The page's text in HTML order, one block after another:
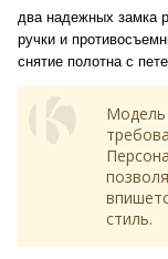
два надежных замка
ручки и
снятие полотна с
Модель
стиль.